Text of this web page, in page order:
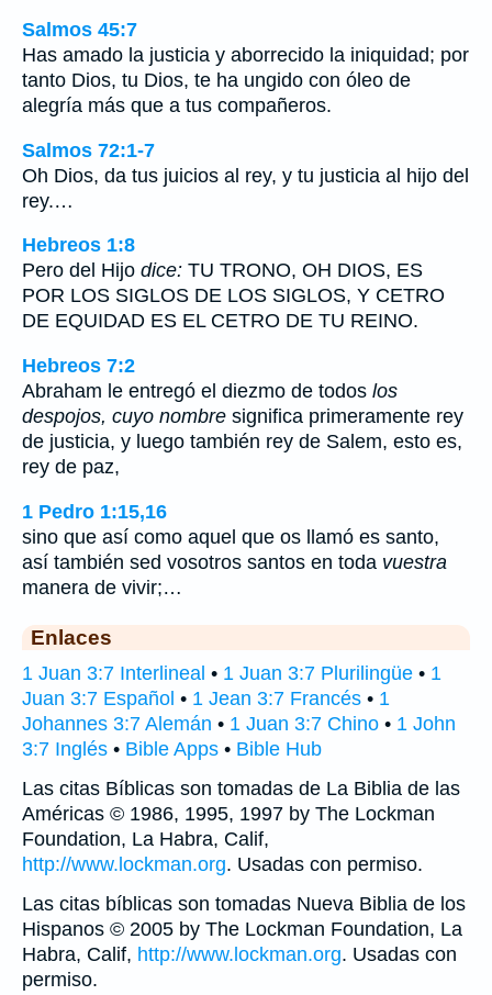
Salmos 45:7
Has amado la justicia y aborrecido la iniquidad; por
tanto Dios, tu Dios, te ha ungido con óleo de
alegría más que a tus compañeros.
Salmos 72:1-7
Oh Dios, da tus juicios al rey, y tu justicia al hijo del
rey.…
Hebreos 1:8
Pero del Hijo dice: TU TRONO, OH DIOS, ES
POR LOS SIGLOS DE LOS SIGLOS, Y CETRO
DE EQUIDAD ES EL CETRO DE TU REINO.
Hebreos 7:2
Abraham le entregó el diezmo de todos los
despojos, cuyo nombre significa primeramente rey
de justicia, y luego también rey de Salem, esto es,
rey de paz,
1 Pedro 1:15,16
sino que así como aquel que os llamó es santo,
así también sed vosotros santos en toda vuestra
manera de vivir;…
Enlaces
1 Juan 3:7 Interlineal • 1 Juan 3:7 Plurilingüe • 1
Juan 3:7 Español • 1 Jean 3:7 Francés • 1
Johannes 3:7 Alemán • 1 Juan 3:7 Chino • 1 John
3:7 Inglés • Bible Apps • Bible Hub
Las citas Bíblicas son tomadas de La Biblia de las
Américas © 1986, 1995, 1997 by The Lockman
Foundation, La Habra, Calif,
http://www.lockman.org. Usadas con permiso.
Las citas bíblicas son tomadas Nueva Biblia de los
Hispanos © 2005 by The Lockman Foundation, La
Habra, Calif, http://www.lockman.org. Usadas con
permiso.